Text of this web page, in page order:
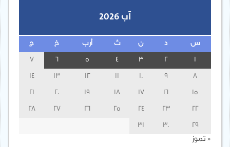
آب 2026
س ن ث أرب خ ج
3
13
14
15
16
17
18
19
20
21
22
23
24
25
26
27
28
29
30
31
« تموز